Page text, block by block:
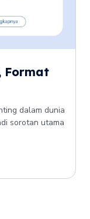
Format
dalam dunia
sorotan utama